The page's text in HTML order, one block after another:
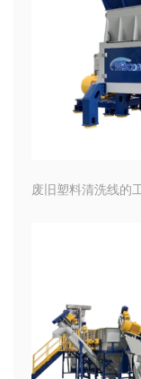
废旧塑料清洗线的